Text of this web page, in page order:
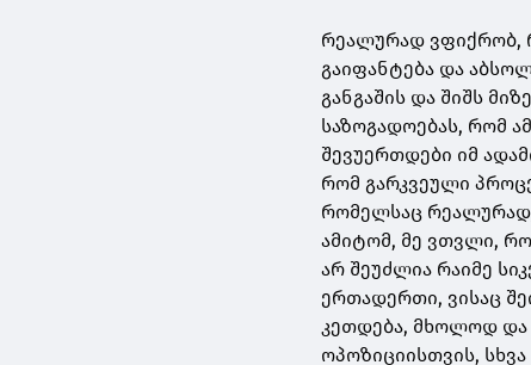
რეალურად ვფიქრობ,
გაიფანტება და
განგაშის და შიშს
საზოგადოებას, რომ
შევუერთდები იმ
რომ გარკვეული
რომელსაც
ამიტომ, მე ვთვლი,
არ შეუძლია რაიმე
ერთადერთი, ვისაც
კეთდება, მხოლოდ და
ოპოზიციისთვის,